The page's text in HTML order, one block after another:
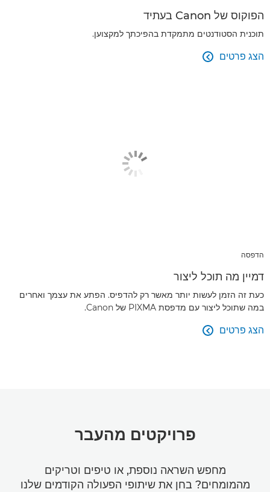
הפוקוס של Canon בעתיד
תוכנית הסטודנטים מתמקדת בהפיכתך למקצוען.
הצג פרטים 
הדפסה
דמיין מה תוכל ליצור
כעת זה הזמן לעשות יותר מאשר רק להדפיס. הפתע את עצמך ואחרים
במה שתוכל ליצור עם מדפסת PIXMA של Canon.
הצג פרטים 
פרויקטים מהעבר
מחפש השראה נוספת, או טיפים וטריקים
מהמומחים? בחן את שיתופי הפעולה הקודמים שלנו